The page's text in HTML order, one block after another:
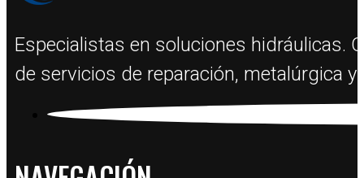
Especialistas en soluciones hidráulicas.
de servicios de reparación, metalúrgica y